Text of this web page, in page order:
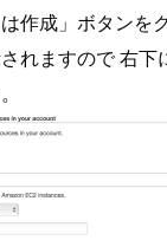
作成」ボタンを
れますので 右下